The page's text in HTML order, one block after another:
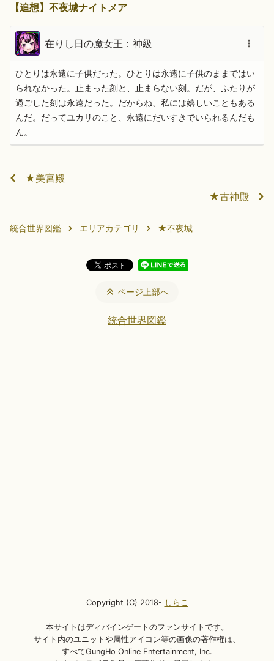
【追想】不夜城ナイトメア
在りし日の魔女王：神級
ひとりは永遠に子供だった。ひとりは永遠に子供のままではい
られなかった。止まった刻と、止まらない刻。だが、ふたりが
過ごした刻は永遠だった。だからね、私には嬉しいこともある
んだ。だってユカリのこと、永遠にだいすきでいられるんだも
ん。
★美宮殿
★古神殿
統合世界図鑑 エリアカテゴリ ★不夜城
ページ上部へ
統合世界図鑑
Copyright (C) 2018- しらこ
本サイトはディバインゲートのファンサイトです。
サイト内のユニットや属性アイコン等の画像の著作権は、
すべてGungHo Online Entertainment, Inc.